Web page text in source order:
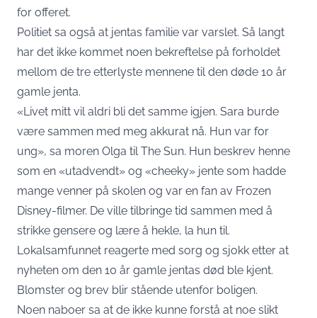
for offeret.
Politiet sa også at jentas familie var varslet. Så langt
har det ikke kommet noen bekreftelse på forholdet
mellom de tre etterlyste mennene til den døde 10 år
gamle jenta.
«Livet mitt vil aldri bli det samme igjen. Sara burde
være sammen med meg akkurat nå. Hun var for
ung», sa moren Olga til The Sun. Hun beskrev henne
som en «utadvendt» og «cheeky» jente som hadde
mange venner på skolen og var en fan av Frozen
Disney-filmer. De ville tilbringe tid sammen med å
strikke gensere og lære å hekle, la hun til.
Lokalsamfunnet reagerte med sorg og sjokk etter at
nyheten om den 10 år gamle jentas død ble kjent.
Blomster og brev blir stående utenfor boligen.
Noen naboer sa at de ikke kunne forstå at noe slikt